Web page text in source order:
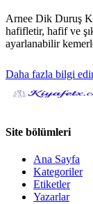
Arnee Dik Duruş
hafifletir, hafif ve
ayarlanabilir
Daha fazla bilgi
Site bölümleri
Ana Sayfa
Kategoriler
Etiketler
Yazarlar